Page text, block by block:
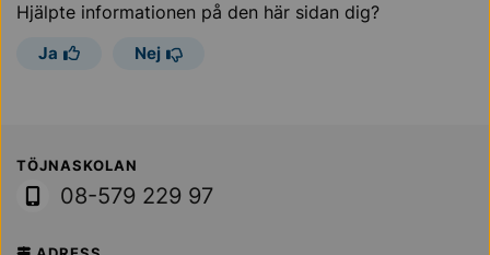
Hjälpte informationen på den här sidan dig?
Ja Nej
Sollentuna Kommun
TÖJNASKOLAN
08-579 229 97